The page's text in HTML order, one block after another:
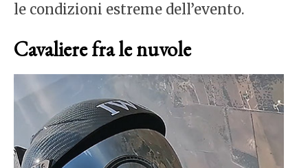
le condizioni estreme dell’evento.
Cavaliere fra le nuvole